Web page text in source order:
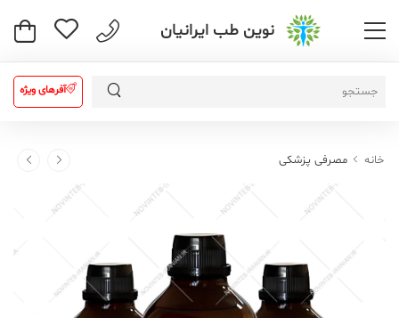
نوین طب ایرانیان
آفرهای ویژه
خانه مصرفی پزشکی